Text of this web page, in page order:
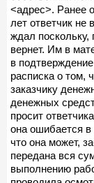
<адрес>. Ранее
лет ответчик не
ждал поскольку,
вернет. Им в
в
расписка о том,
заказчику
денежных
просит
она ошибается в
что она может,
передана вся
выполнению